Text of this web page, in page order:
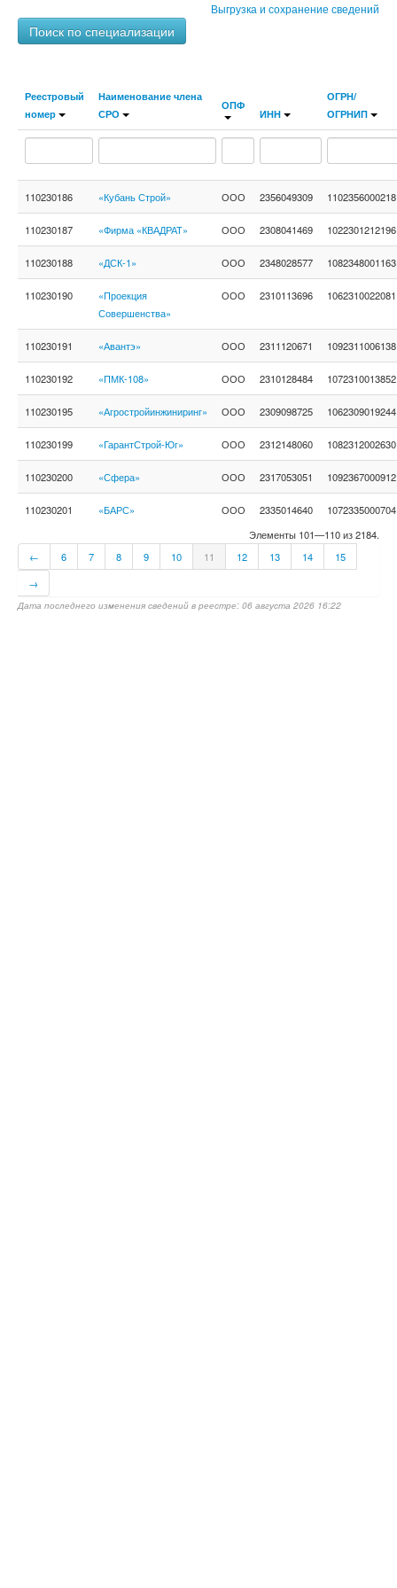
Выгрузка и сохранение сведений
Поиск по специализации
Реестровый
номер
Наименование члена
СРО
ОПФ
ИНН
ОГРН/
ОГРНИП
110230186 «Кубань Строй» ООО 2356049309 1102356000218
110230187 «Фирма «КВАДРАТ» ООО 2308041469 1022301212196
110230188 «ДСК-1» ООО 2348028577 1082348001163
110230190
«Проекция
Совершенства»
ООО 2310113696 1062310022081
110230191 «Авантэ» ООО 2311120671 1092311006138
110230192 «ПМК-108» ООО 2310128484 1072310013852
110230195 «Агростройинжиниринг» ООО 2309098725 1062309019244
110230199 «ГарантСтрой-Юг» ООО 2312148060 1082312002630
110230200 «Сфера» ООО 2317053051 1092367000912
110230201 «БАРС» ООО 2335014640
1072335000704
Элементы 101—110 из 2184.
←
6 7 8 9 10 11 12 13 14
15
→
Дата последнего изменения сведений в реестре: 06 августа 2026 16:22